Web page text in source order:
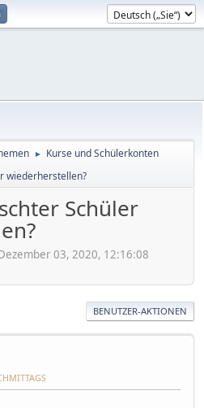
► Kurse und Schülerkonten
wiederherstellen?
Schüler
03, 2020, 12:16:08
BENUTZER-AKTIONEN